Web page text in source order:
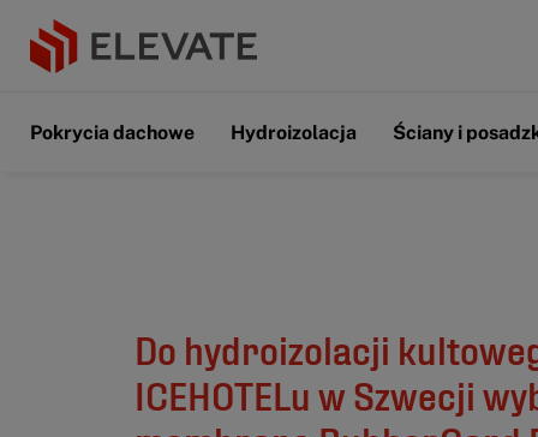
Pokrycia dachowe Hydroizolacja Ściany i
Do hydroizolacji
ICEHOTELu w Szwecji